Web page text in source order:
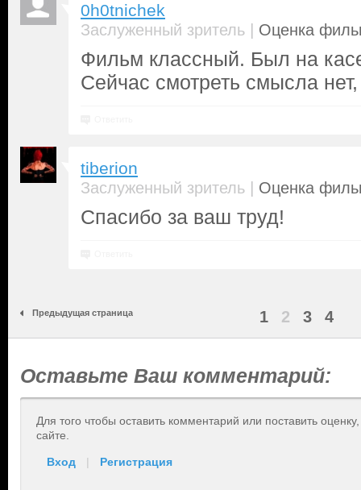
0h0tnichek
Заслуженный зритель | Оценка
Фильм классный. Был на
Сейчас смотреть смысла
tiberion
Заслуженный зритель | Оценка
Спасибо за ваш труд!
Предыдущая страница 1 2 3 4
Оставьте Ваш комментарий:
Для того чтобы оставить комментарий или поставить
сайте.
Вход | Регистрация